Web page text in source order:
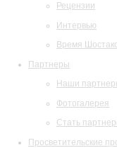
Рецензии
Интервью
Время
Партнеры
Наши
Фотогалерея
Стать
Просветительские